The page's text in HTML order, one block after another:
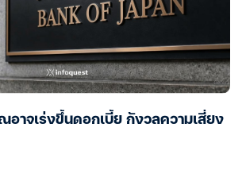
าจเร่งขึ้นดอกเบี้ย กังวลความเสี่ยง